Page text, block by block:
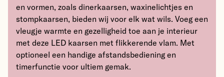
en vormen, zoals dinerkaarsen, waxinelichtjes en
stompkaarsen, bieden wij voor elk wat wils. Voeg een
vleugje warmte en gezelligheid toe aan je interieur
met deze LED kaarsen met flikkerende vlam. Met
optioneel een handige afstandsbediening en
timerfunctie voor ultiem gemak.